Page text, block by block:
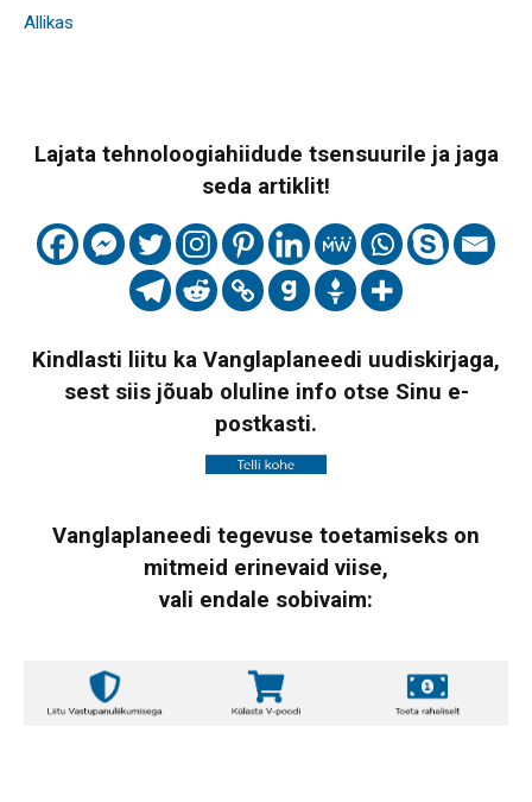
Allikas
Lajata tehnoloogiahiidude tsensuurile ja jaga
seda artiklit!
Kindlasti liitu ka Vanglaplaneedi uudiskirjaga,
sest siis jõuab oluline info otse Sinu e-
postkasti.
Vanglaplaneedi tegevuse toetamiseks on
mitmeid erinevaid viise,
vali endale sobivaim: